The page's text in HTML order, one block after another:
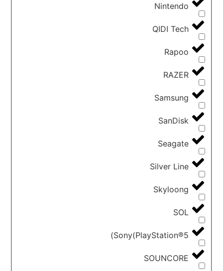
Nintendo
QIDI Tech
Rapoo
RAZER
Samsung
SanDisk
Seagate
Silver Line
Skyloong
SOL
Sony(PlayStation®5)
SOUNCORE